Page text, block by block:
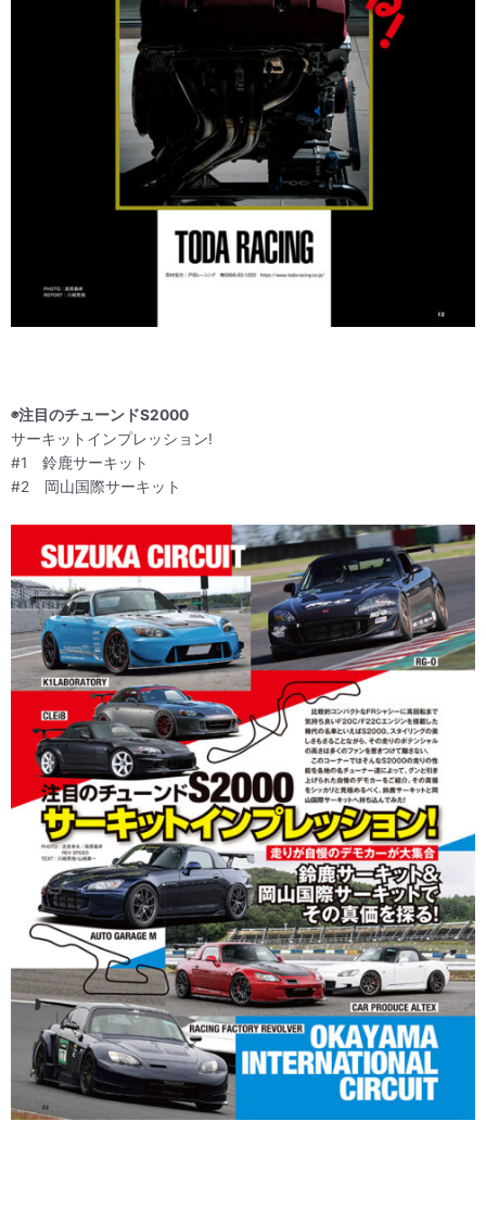
◉注目のチューンドS2000
サーキットインプレッション!
#1 鈴鹿サーキット
#2 岡山国際サーキット